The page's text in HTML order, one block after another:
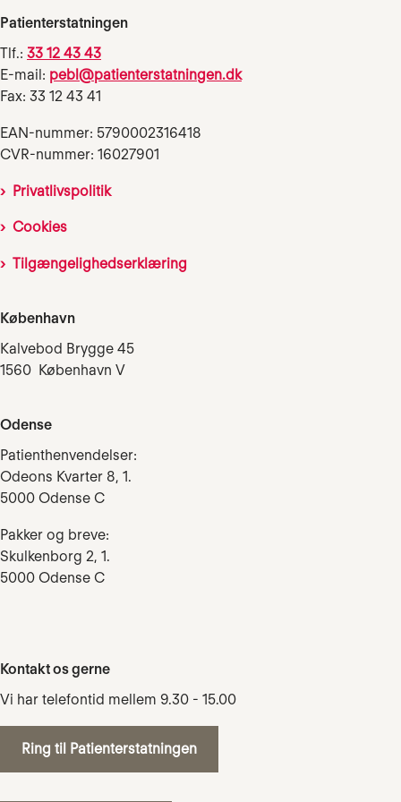
Patienterstatningen
Tlf.: 33 12 43 43
E-mail: pebl@patienterstatningen.dk
Fax: 33 12 43 41
EAN-nummer: 5790002316418
CVR-nummer: 16027901
Privatlivspolitik
Cookies
Tilgængelighedserklæring
København
Kalvebod Brygge 45
1560 København V
Odense
Patienthenvendelser:
Odeons Kvarter 8, 1.
5000 Odense C
Pakker og breve:
Skulkenborg 2, 1.
5000 Odense C
Kontakt os gerne
Vi har telefontid mellem 9.30 - 15.00
Ring til Patienterstatningen